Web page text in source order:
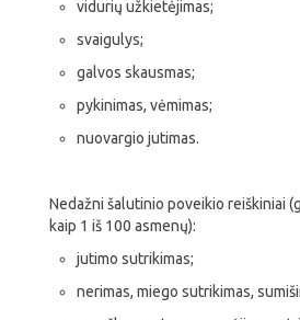
vidurių užkietėjimas;
svaigulys;
galvos skausmas;
pykinimas, vėmimas;
nuovargio jutimas.
Nedažni šalutinio poveikio reiškiniai
kaip 1 iš 100 asmenų):
jutimo sutrikimas;
nerimas, miego sutrikimas,